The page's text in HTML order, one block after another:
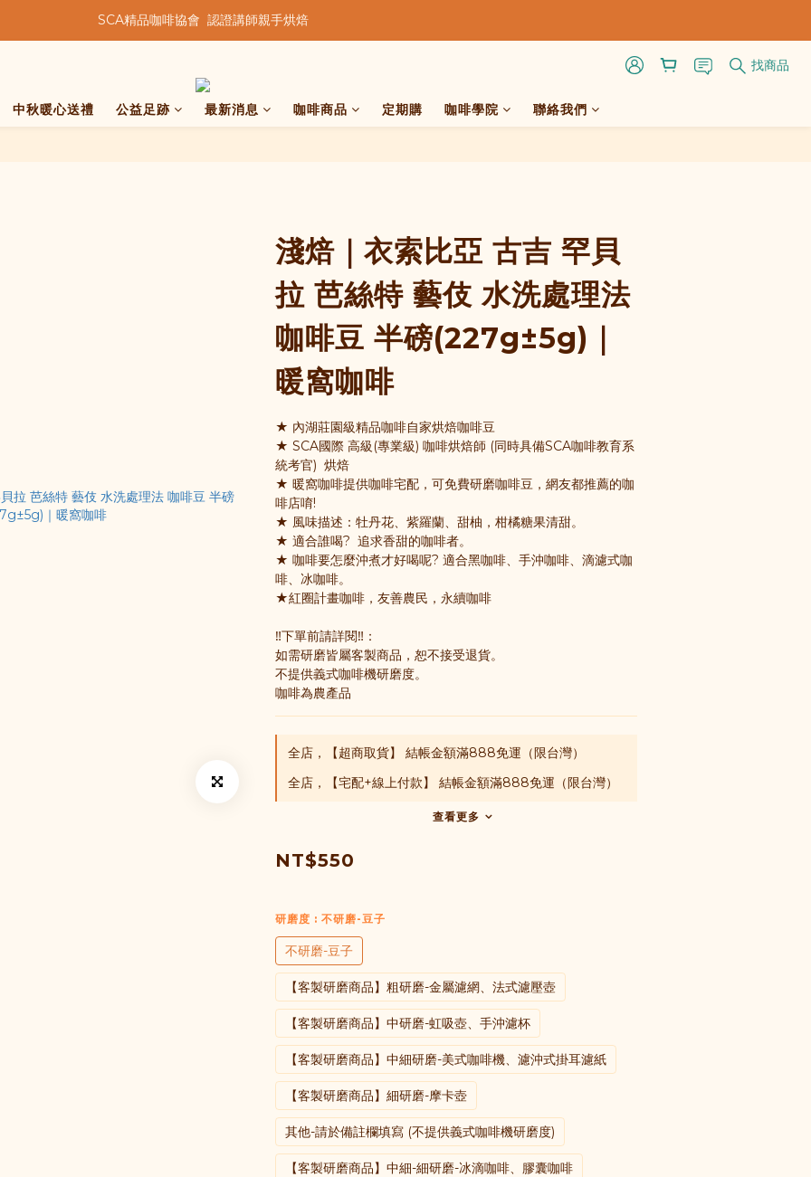
★★歡迎來到暖窩咖啡★★
找商品
中秋暖心送禮 公益足跡 最新消息 咖啡商品 定期購 咖啡學院 聯絡我們
淺焙｜衣索比亞 古吉 罕貝
拉 芭絲特 藝伎 水洗處理法
咖啡豆 半磅(227g±5g)｜
暖窩咖啡
★ 內湖莊園級精品咖啡自家烘焙咖啡豆
★ SCA國際 高級(專業級) 咖啡烘焙師 (同時具備SCA咖啡教育系
統考官)  烘焙
★ 暖窩咖啡提供咖啡宅配，可免費研磨咖啡豆，網友都推薦的咖
啡店唷!
★ 風味描述：牡丹花、紫羅蘭、甜柚，柑橘糖果清甜。
★ 適合誰喝?  追求香甜的咖啡者。
★ 咖啡要怎麼沖煮才好喝呢? 適合黑咖啡、手沖咖啡、滴濾式咖
啡、冰咖啡。
★紅圈計畫咖啡，友善農民，永續咖啡
‼️下單前請詳閱‼️：
如需研磨皆屬客製商品，恕不接受退貨。
不提供義式咖啡機研磨度。
咖啡為農產品
全店，【超商取貨】 結帳金額滿888免運（限台灣）
全店，【宅配+線上付款】 結帳金額滿888免運（限台灣）
查看更多
NT$550
研磨度 : 不研磨-豆子
不研磨-豆子
【客製研磨商品】粗研磨-金屬濾網、法式濾壓壺
【客製研磨商品】中研磨-虹吸壺、手沖濾杯
【客製研磨商品】中細研磨-美式咖啡機、濾沖式掛耳濾紙
【客製研磨商品】細研磨-摩卡壺
其他-請於備註欄填寫 (不提供義式咖啡機研磨度)
【客製研磨商品】中細-細研磨-冰滴咖啡、膠囊咖啡